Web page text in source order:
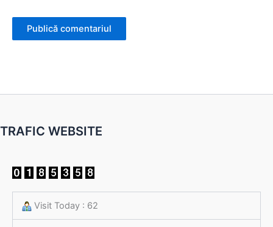
TRAFIC WEBSITE
Visit Today : 62